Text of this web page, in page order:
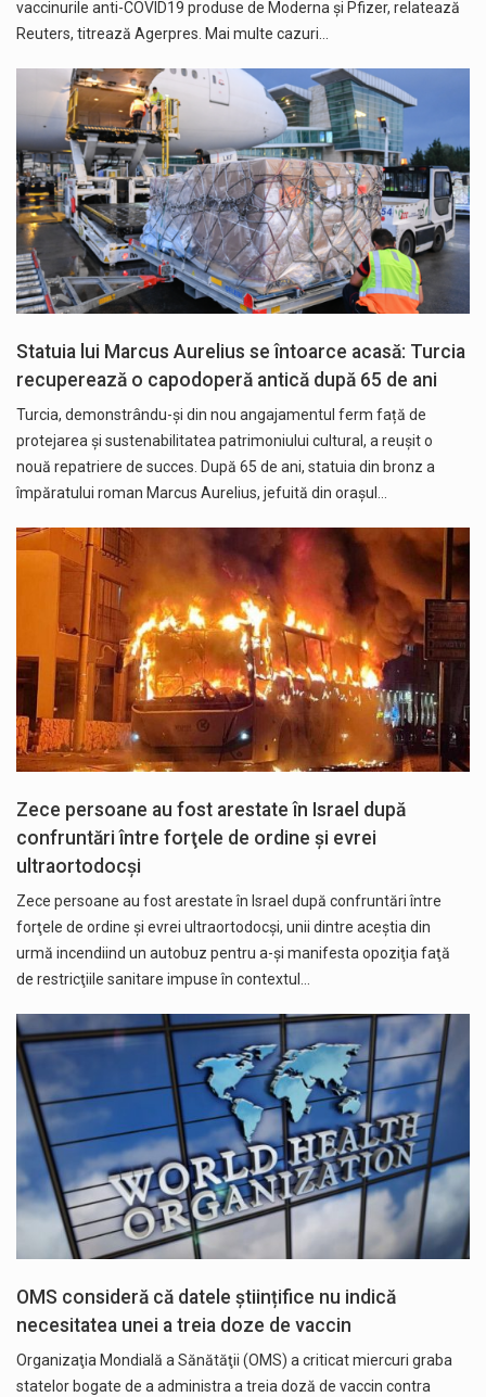
vaccinurile anti-COVID19 produse de Moderna şi Pfizer, relatează
Reuters, titrează Agerpres. Mai multe cazuri…
Statuia lui Marcus Aurelius se întoarce acasă: Turcia
recuperează o capodoperă antică după 65 de ani
Turcia, demonstrându-și din nou angajamentul ferm față de
protejarea și sustenabilitatea patrimoniului cultural, a reușit o
nouă repatriere de succes. După 65 de ani, statuia din bronz a
împăratului roman Marcus Aurelius, jefuită din orașul…
Zece persoane au fost arestate în Israel după
confruntări între forţele de ordine şi evrei
ultraortodocşi
Zece persoane au fost arestate în Israel după confruntări între
forţele de ordine şi evrei ultraortodocşi, unii dintre aceştia din
urmă incendiind un autobuz pentru a-şi manifesta opoziţia faţă
de restricţiile sanitare impuse în contextul…
OMS consideră că datele științifice nu indică
necesitatea unei a treia doze de vaccin
Organizaţia Mondială a Sănătăţii (OMS) a criticat miercuri graba
statelor bogate de a administra a treia doză de vaccin contra